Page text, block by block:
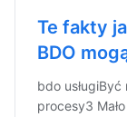
Te fakty
BDO
bdo
procesy3